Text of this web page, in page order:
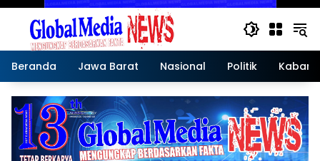
Beranda Jawa Barat Nasional Politik Kabar